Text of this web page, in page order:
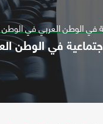
في الوطن العربي في الوطن
في الوطن